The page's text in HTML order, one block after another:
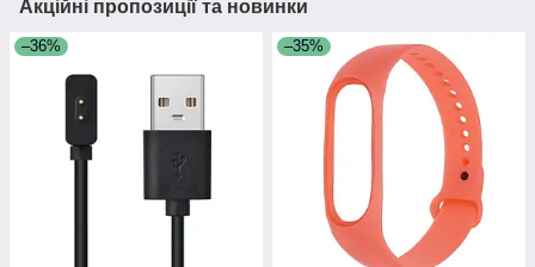
Акційні пропозиції та новинки
–36% –35%